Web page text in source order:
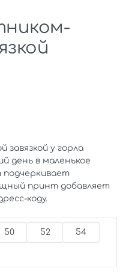
завязкой у горла
день в маленькое
подчеркивает
принт добавляет
коду.
50 52 54